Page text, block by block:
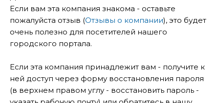
Если вам эта компания знакома - оставьте
пожалуйста отзыв (Отзывы о компании), это будет
очень полезно для посетителей нашего
городского портала.
Если эта компания принадлежит вам - получите к
ней доступ через форму восстановления пароля
(в верхнем правом углу - восстановить пароль -